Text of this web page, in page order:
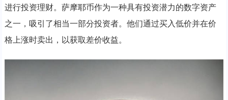
进行投资理财。萨摩耶币作为一种具有投资潜力的数字资产
之一，吸引了相当一部分投资者。他们通过买入低价并在价
格上涨时卖出，以获取差价收益。